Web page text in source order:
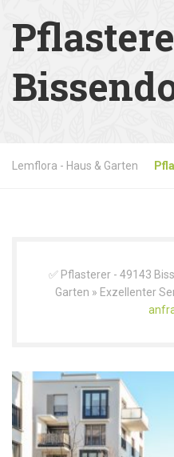
Lemflora - Haus & Garten
✅ Pflasterer - 49143
Garten » Exzellenter